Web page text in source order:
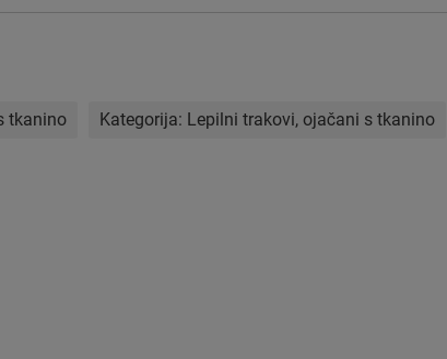
tkanino Kategorija: Lepilni trakovi, ojačani s tkanino